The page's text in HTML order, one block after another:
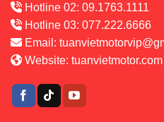
Hotline 02: 09.1763.1111
Hotline 03: 077.222.6666
Email:
Website: tuanvietmotor.com